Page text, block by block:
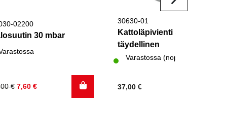
02200
30 mbar
€ 7,60€
30630-01
Kattoläpivienti S-3002
täydellinen
Varastossa (nopea toimitus)
37,00€